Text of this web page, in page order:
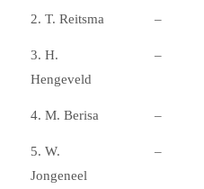
2. T. Reitsma –
3. H.
Hengeveld
–
4. M. Berisa –
5. W.
Jongeneel
–